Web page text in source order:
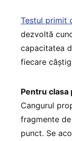
Testul primit
dezvoltă
capacitatea
fiecare
Pentru
Cangurul
fragmente
punct. Se